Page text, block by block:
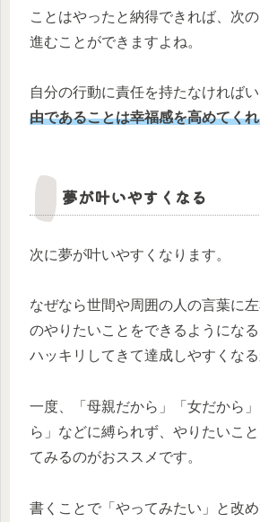
ことはやったと納得できれば、次
進むことができますよね。
自分の行動に責任を持たなければい
由であることは幸福感を高めてく
夢が叶いやすくなる
次に夢が叶いやすくなります。
なぜなら世間や周囲の人の言葉に
のやりたいことをできるようにな
ハッキリしてきて達成しやすくなる
一度、「母親だから」「女だから
ら」などに縛られず、やりたいこ
てみるのがおススメです。
書くことで「やってみたい」と改